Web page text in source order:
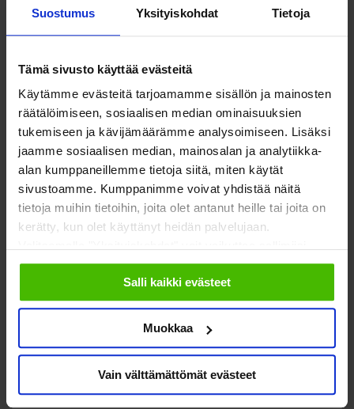
Suostumus Yksityiskohdat Tietoja
Tämä sivusto käyttää evästeitä
Käytämme evästeitä tarjoamamme sisällön ja mainosten
räätälöimiseen, sosiaalisen median ominaisuuksien
tukemiseen ja kävijämäärämme analysoimiseen. Lisäksi
jaamme sosiaalisen median, mainosalan ja analytiikka-
alan kumppaneillemme tietoja siitä, miten käytät
sivustoamme. Kumppanimme voivat yhdistää näitä
tietoja muihin tietoihin, joita olet antanut heille tai joita on
kerätty, kun olet käyttänyt heidän palvelujaan.
evästeisiin.
Salli kaikki evästeet
Muokkaa
Vain välttämättömät evästeet
juristi
patrik.metsatahti@soste.fi
SOSTE Suomen sosiaali ja terveys ry
Yliopistonkatu 5
00100 Helsinki